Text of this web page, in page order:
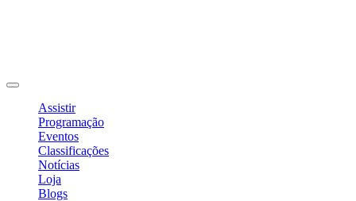
Assistir
Programação
Eventos
Classificações
Notícias
Loja
Blogs